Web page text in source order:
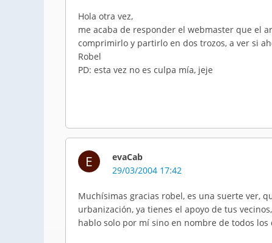
Hola otra vez,
me acaba de responder el webmaster que el
comprimirlo y partirlo en dos trozos, a ver si
Robel
PD: esta vez no es culpa mía, jeje
E
evaCab
29/03/2004 17:42
Muchísimas gracias robel, es una suerte ver,
urbanización, ya tienes el apoyo de tus
hablo solo por mí sino en nombre de todos